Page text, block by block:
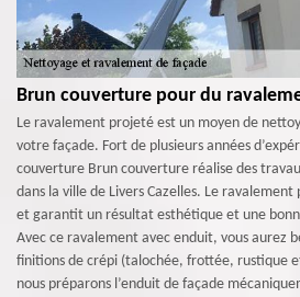
Brun couverture pour du
Le ravalement projeté est un moyen de
votre façade. Fort de plusieurs années
couverture Brun couverture réalise des
dans la ville de Livers Cazelles. Le
et garantit un résultat esthétique et une
Avec ce ravalement avec enduit, vous aurez
finitions de crépi (talochée, frottée, rustique
nous préparons l’enduit de façade